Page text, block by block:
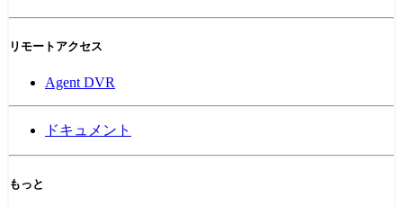
リモートアクセス
Agent DVR
ドキュメント
もっと